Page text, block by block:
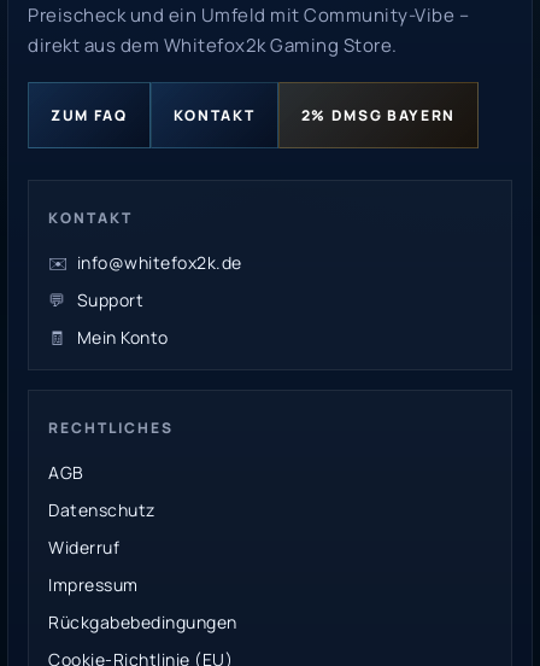
Preischeck und ein Umfeld mit Community-Vibe –
direkt aus dem Whitefox2k Gaming Store.
ZUM FAQ KONTAKT 2% DMSG BAYERN
KONTAKT
✉️ info@whitefox2k.de
💬 Support
🧾
Mein Konto
RECHTLICHES
AGB
Datenschutz
Widerruf
Impressum
Rückgabebedingungen
Cookie-Richtlinie (EU)